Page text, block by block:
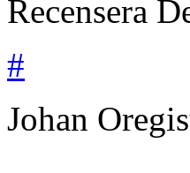
Recensera
#
Johan